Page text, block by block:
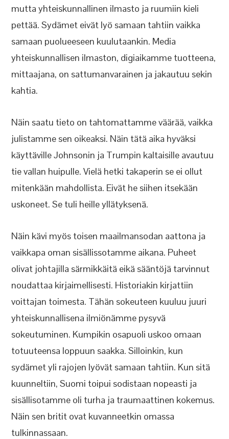
mutta yhteiskunnallinen ilmasto ja ruumiin kieli
pettää. Sydämet eivät lyö samaan tahtiin vaikka
samaan puolueeseen kuulutaankin. Media
yhteiskunnallisen ilmaston, digiaikamme tuotteena,
mittaajana, on sattumanvarainen ja jakautuu sekin
kahtia.
Näin saatu tieto on tahtomattamme väärää, vaikka
julistamme sen oikeaksi. Näin tätä aika hyväksi
käyttäville Johnsonin ja Trumpin kaltaisille avautuu
tie vallan huipulle. Vielä hetki takaperin se ei ollut
mitenkään mahdollista. Eivät he siihen itsekään
uskoneet. Se tuli heille yllätyksenä.
Näin kävi myös toisen maailmansodan aattona ja
vaikkapa oman sisällissotamme aikana. Puheet
olivat johtajilla särmikkäitä eikä sääntöjä tarvinnut
noudattaa kirjaimellisesti. Historiakin kirjattiin
voittajan toimesta. Tähän sokeuteen kuuluu juuri
yhteiskunnallisena ilmiönämme pysyvä
sokeutuminen. Kumpikin osapuoli uskoo omaan
totuuteensa loppuun saakka. Silloinkin, kun
sydämet yli rajojen lyövät samaan tahtiin. Kun sitä
kuunneltiin, Suomi toipui sodistaan nopeasti ja
sisällisotamme oli turha ja traumaattinen kokemus.
Näin sen britit ovat kuvanneetkin omassa
tulkinnassaan.